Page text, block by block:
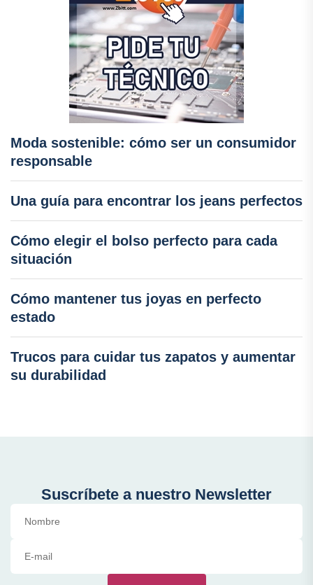
Moda sostenible: cómo ser un consumidor
responsable
Una guía para encontrar los jeans perfectos
Cómo elegir el bolso perfecto para cada
situación
Cómo mantener tus joyas en perfecto
estado
Trucos para cuidar tus zapatos y aumentar
su durabilidad
Suscríbete a nuestro Newsletter